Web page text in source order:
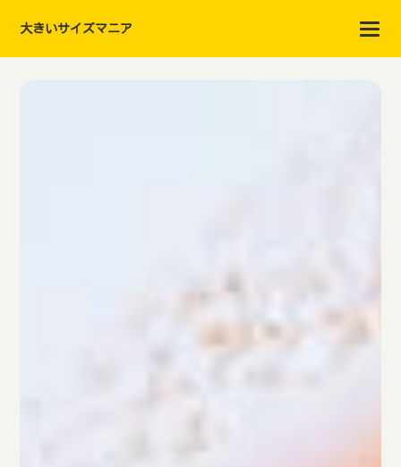
大きいサイズマニア